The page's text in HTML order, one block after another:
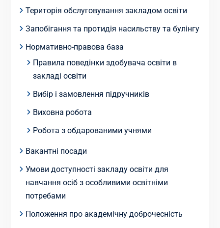
Територія обслуговування закладом освіти
Запобігання та протидія насильству та булінгу
Нормативно-правова база
Правила поведінки здобувача освіти в
закладі освіти
Вибір і замовлення підручників
Виховна робота
Робота з обдарованими учнями
Вакантні посади
Умови доступності закладу освіти для
навчання осіб з особливими освітніми
потребами
Положення про академічну доброчесність